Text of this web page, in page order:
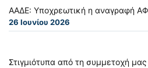
ΑΑΔΕ: Υποχρεωτική η αναγραφή
26 Ιουνίου 2026
Στιγμιότυπα από τη συμμετοχή